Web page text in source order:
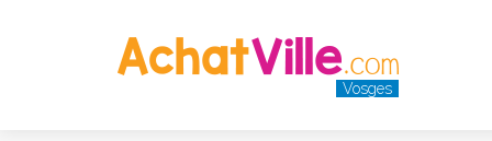
Vosges